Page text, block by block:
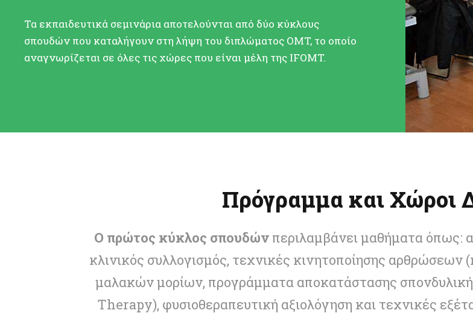
Τα εκπαιδευτικά σεμινάρια αποτελούνται από δύο κύκλους
σπουδών που καταλήγουν στη λήψη του διπλώματος OMT, το οποίο
αναγνωρίζεται σε όλες τις χώρες που είναι μέλη της IFOMT.
Πρόγραμμα και Χώροι
Ο πρώτος κύκλος σπουδώνπεριλαμβάνει μαθήματα όπως:
κλινικός συλλογισμός, τεχνικές κινητοποίησης
μαλακών μορίων, προγράμματα αποκατάστασης
Therapy), φυσιοθεραπευτική αξιολόγηση και τεχνικές